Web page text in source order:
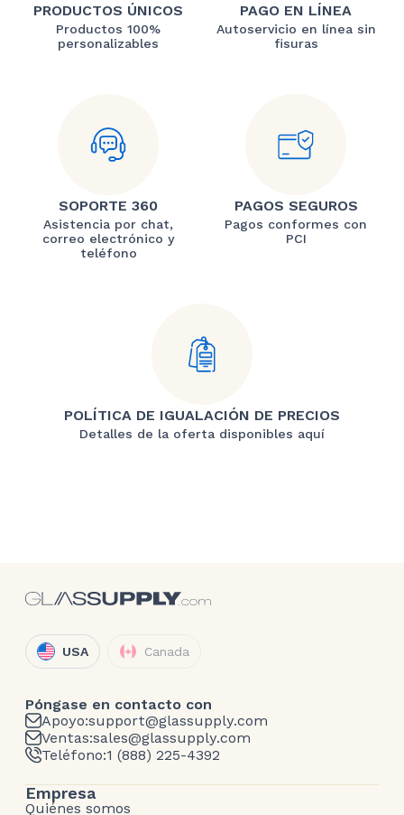
PRODUCTOS ÚNICOS
Productos 100%
personalizables
PAGO EN LÍNEA
Autoservicio en línea sin
fisuras
SOPORTE 360
Asistencia por chat,
correo electrónico y
teléfono
PAGOS SEGUROS
Pagos conformes con
PCI
POLÍTICA DE IGUALACIÓN DE PRECIOS
Detalles de la oferta disponibles aquí
USA Canada
Póngase en contacto con
Apoyo:support@glassupply.com
Ventas:sales@glassupply.com
Teléfono:1 (888) 225-4392
Empresa
Quiénes somos